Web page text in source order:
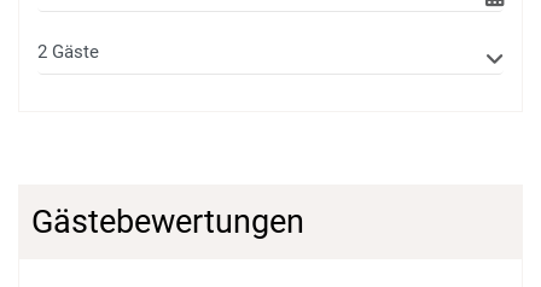
Gästebewertungen